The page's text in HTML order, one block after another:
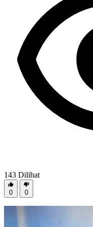
143 Dilihat
0 0